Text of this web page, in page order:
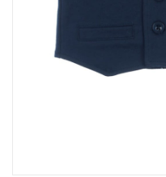
Cadeaubonnen